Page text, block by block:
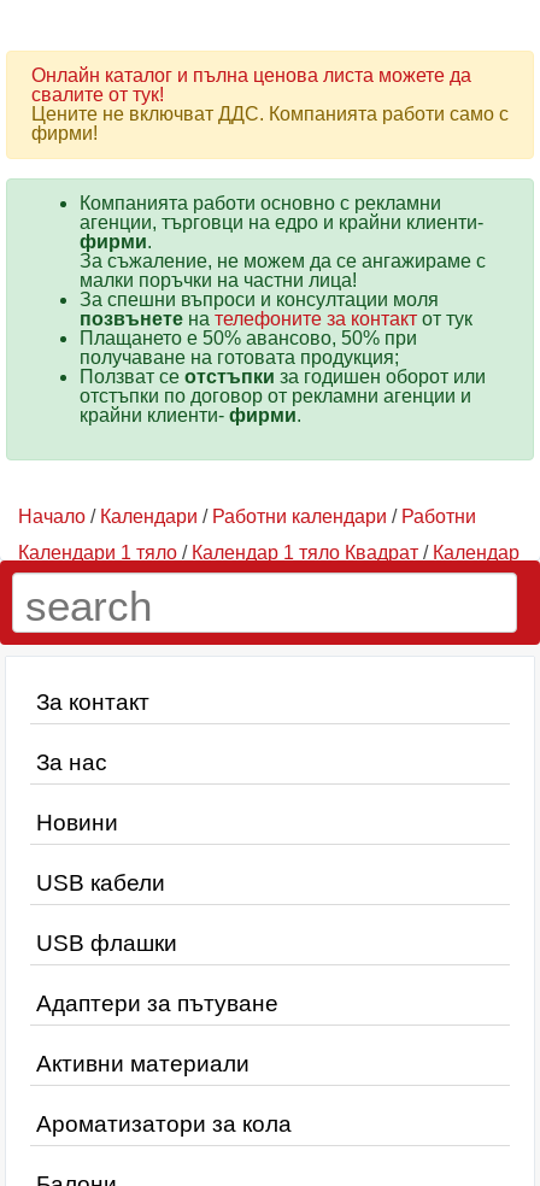
Онлайн каталог и пълна ценова листа можете да
свалите от тук!
Цените не включват ДДС. Компанията работи само с
фирми!
Компанията работи основно с рекламни
агенции, търговци на едро и крайни клиенти-
фирми.
За съжаление, не можем да се ангажираме с
малки поръчки на частни лица!
За спешни въпроси и консултации моля
позвънете на телефоните за контакт от тук
Плащането е 50% авансово, 50% при
получаване на готовата продукция;
Ползват се отстъпки за годишен оборот или
отстъпки по договор от рекламни агенции и
крайни клиенти- фирми.
Начало / Календари / Работни календари / Работни
Календари 1 тяло / Календар 1 тяло Квадрат / Календар
Квадрат СИН - 1 тяло
химикалка и бележник
За контакт
За нас
Новини
USB кабели
USB флашки
Адаптери за пътуване
Активни материали
Ароматизатори за кола